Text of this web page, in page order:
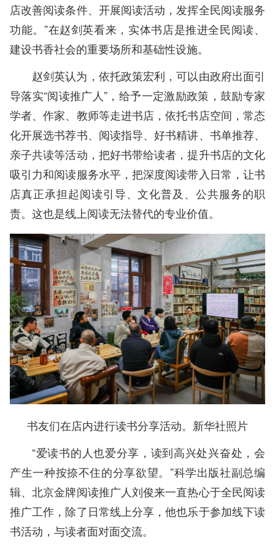
店改善阅读条件、开展阅读活动，发挥全民阅读服务
功能。”在赵剑英看来，实体书店是推进全民阅读、
建设书香社会的重要场所和基础性设施。
赵剑英认为，依托政策宏利，可以由政府出面引
导落实“阅读推广人”，给予一定激励政策，鼓励专家
学者、作家、教师等走进书店，依托书店空间，常态
化开展选书荐书、阅读指导、好书精讲、书单推荐、
亲子共读等活动，把好书带给读者，提升书店的文化
吸引力和阅读服务水平，把深度阅读带入日常，让书
店真正承担起阅读引导、文化普及、公共服务的职
责。这也是线上阅读无法替代的专业价值。
书友们在店内进行读书分享活动。新华社照片
“爱读书的人也爱分享，读到高兴处兴奋处，会
产生一种按捺不住的分享欲望。”科学出版社副总编
辑、北京金牌阅读推广人刘俊来一直热心于全民阅读
推广工作，除了日常线上分享，他也乐于参加线下读
书活动，与读者面对面交流。